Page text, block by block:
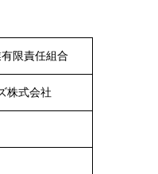
限責任組合
株式会社